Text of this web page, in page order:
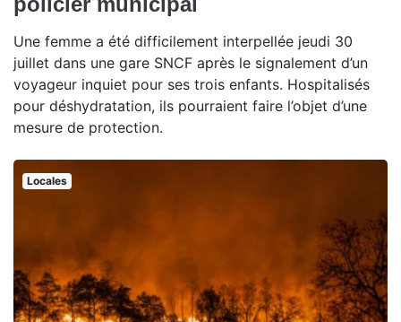
Une femme a été difficilement interpellée jeudi 30
juillet dans une gare SNCF après le signalement d’un
voyageur inquiet pour ses trois enfants. Hospitalisés
pour déshydratation, ils pourraient faire l’objet d’une
mesure de protection.
Locales